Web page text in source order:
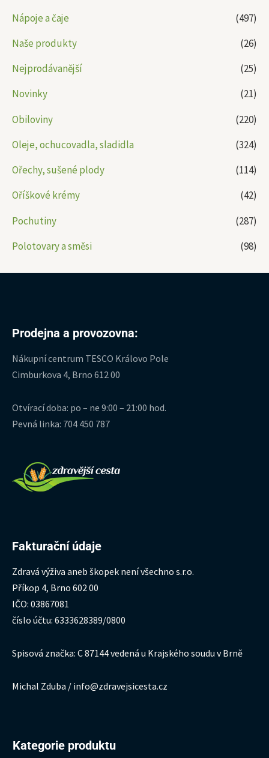
Nápoje a čaje
(497)
Naše produkty
(26)
Nejprodávanější
(25)
Novinky
(21)
Obiloviny
(220)
Oleje, ochucovadla, sladidla
(324)
Ořechy, sušené plody
(114)
Oříškové krémy
(42)
Pochutiny
(287)
Polotovary a směsi
(98)
Prodejna a provozovna:
Nákupní centrum TESCO Královo Pole
Cimburkova 4, Brno 612 00
Otvírací doba: po – ne 9:00 – 21:00 hod.
Pevná linka: 704 450 787
Fakturační údaje
Zdravá výživa aneb škopek není všechno s.r.o.
Příkop 4, Brno 602 00
IČO: 03867081
číslo účtu: 6333628389/0800
Spisová značka: C 87144 vedená u Krajského soudu v Brně
Michal Zduba / info@zdravejsicesta.cz
Kategorie produktu